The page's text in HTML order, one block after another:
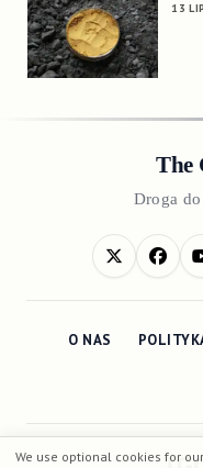
13
The
Droga
O NAS
We use optional cookies for